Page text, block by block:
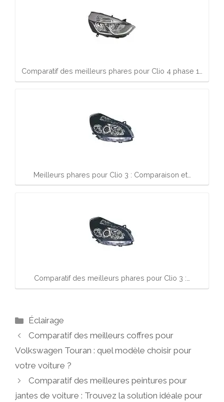
Comparatif des meilleurs phares pour Clio 4 phase 1…
Meilleurs phares pour Clio 3 : Comparaison et…
Comparatif des meilleurs phares pour Clio 3 :…
Catégories
Éclairage
Comparatif des meilleurs coffres pour
Volkswagen Touran : quel modèle choisir pour
votre voiture ?
Comparatif des meilleures peintures pour
jantes de voiture : Trouvez la solution idéale pour